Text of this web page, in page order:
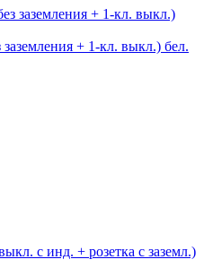
+ 1-кл. выкл.) бел.